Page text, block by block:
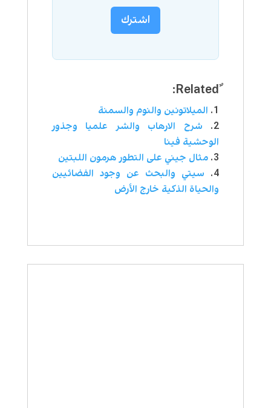
اشترك
ٌRelated:
الميلاتونين والنوم والسمنة
شرح الارهاب والشر علميا وجذور
الوحشية فينا
مثال جيني على التطور هرمون اللبتين
سيتي والبحث عن وجود الفضائيين
والحياة الذكية خارج الأرض